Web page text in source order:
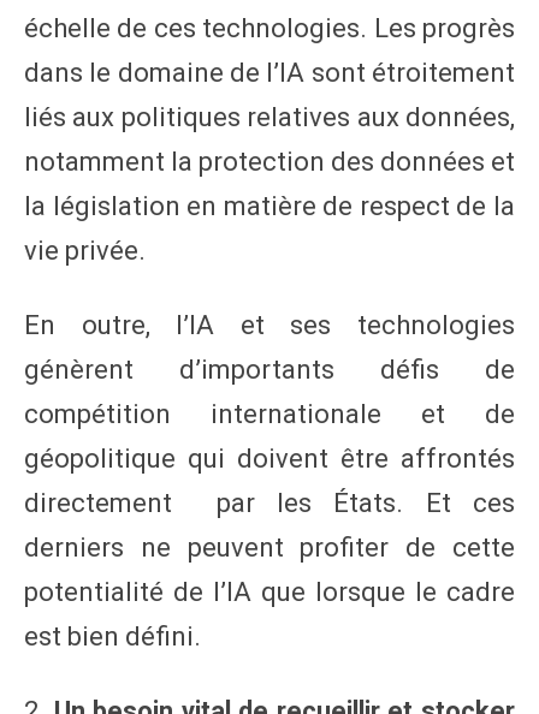
échelle de ces technologies. Les progrès
dans le domaine de l’IA sont étroitement
liés aux politiques relatives aux données,
notamment la protection des données et
la législation en matière de respect de la
vie privée.
En outre, l’IA et ses technologies
génèrent d’importants défis de
compétition internationale et de
géopolitique qui doivent être affrontés
directement par les États. Et ces
derniers ne peuvent profiter de cette
potentialité de l’IA que lorsque le cadre
est bien défini.